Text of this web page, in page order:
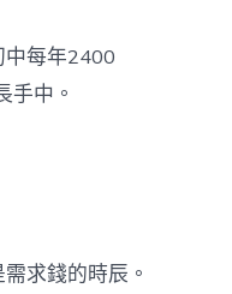
每年2400
手中。
求錢的時辰。